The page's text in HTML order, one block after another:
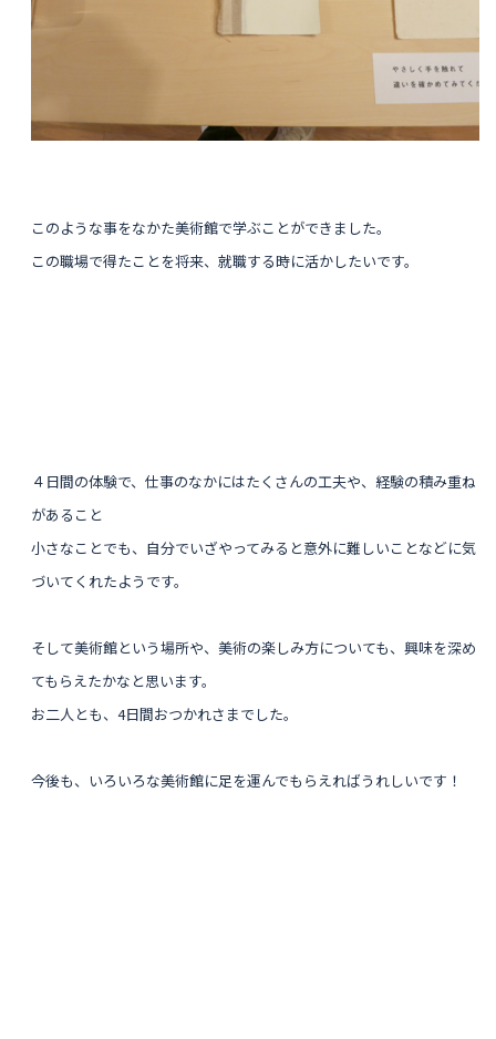
このような事をなかた美術館で学ぶことができました。
この職場で得たことを将来、就職する時に活かしたいです。
４日間の体験で、仕事のなかにはたくさんの工夫や、経験の積み重ね
があること
小さなことでも、自分でいざやってみると意外に難しいことなどに気
づいてくれたようです。
そして美術館という場所や、美術の楽しみ方についても、興味を深め
てもらえたかなと思います。
お二人とも、4日間おつかれさまでした。
今後も、いろいろな美術館に足を運んでもらえればうれしいです！